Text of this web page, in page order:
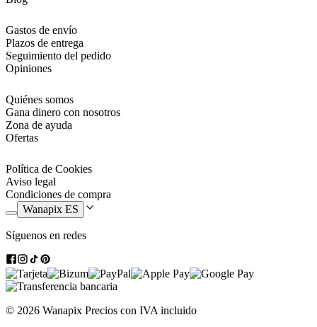
Gastos de envío
Plazos de entrega
Seguimiento del pedido
Opiniones
Quiénes somos
Gana dinero con nosotros
Zona de ayuda
Ofertas
Política de Cookies
Aviso legal
Condiciones de compra
Wanapix ES
Síguenos en redes
© 2026 Wanapix Precios con IVA incluido